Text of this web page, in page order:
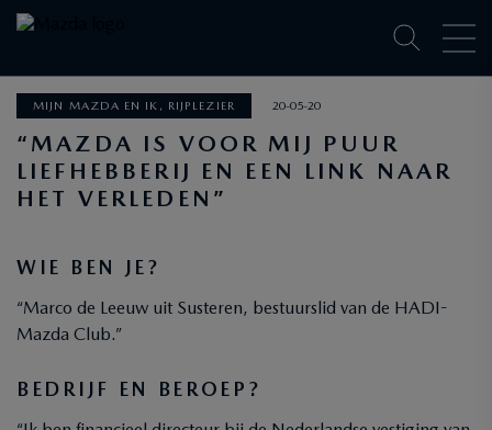
MIJN MAZDA EN IK, RIJPLEZIER 20-05-20
“MAZDA IS VOOR MIJ PUUR
LIEFHEBBERIJ EN EEN LINK NAAR
HET VERLEDEN”
WIE BEN JE?
“Marco de Leeuw uit Susteren, bestuurslid van de HADI-
Mazda Club.”
BEDRIJF EN BEROEP?